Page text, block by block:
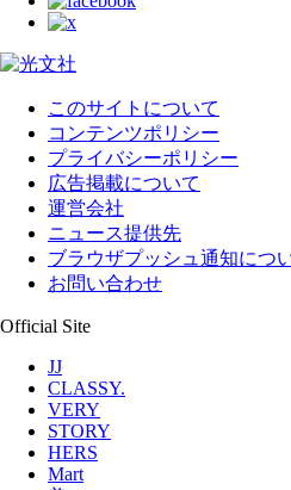
このサイトについて
コンテンツポリシー
プライバシーポリシー
広告掲載について
運営会社
ニュース提供先
ブラウザプッシュ通知につ
お問い合わせ
Official Site
JJ
CLASSY.
VERY
STORY
HERS
Mart